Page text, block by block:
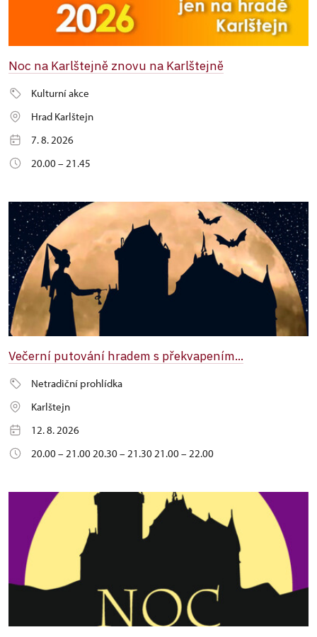
Noc na Karlštejně znovu na Karlštejně
Kulturní akce
Hrad Karlštejn
7. 8. 2026
20.00 – 21.45
Večerní putování hradem s překvapením...
Netradiční prohlídka
Karlštejn
12. 8. 2026
20.00 – 21.00 20.30 – 21.30 21.00 – 22.00